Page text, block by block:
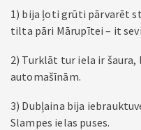
1) bija ļoti grūti pārvarēt
tilta pāri Mārupītei – it
2) Turklāt tur iela ir šaura,
automašīnām.
3) Dubļaina bija
Slampes ielas puses.